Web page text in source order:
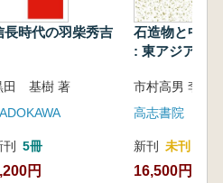
長時代の羽柴秀吉
田 基樹 著
刊 5冊
円
石造物と中世
: 東アジアと
高志書院
新刊 未刊
16,500円